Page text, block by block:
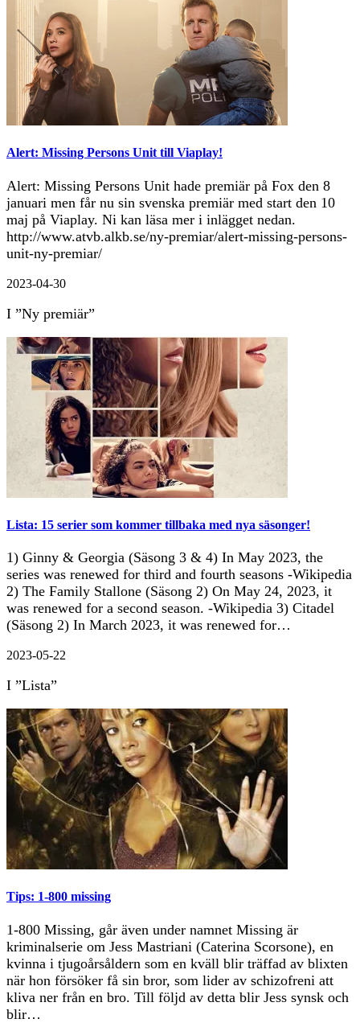
Alert: Missing Persons Unit till Viaplay!
Alert: Missing Persons Unit hade premiär på Fox den 8
januari men får nu sin svenska premiär med start den 10
maj på Viaplay. Ni kan läsa mer i inlägget nedan.
http://www.atvb.alkb.se/ny-premiar/alert-missing-persons-
unit-ny-premiar/
2023-04-30
I ”Ny premiär”
Lista: 15 serier som kommer tillbaka med nya säsonger!
1) Ginny & Georgia (Säsong 3 & 4) In May 2023, the
series was renewed for third and fourth seasons -Wikipedia
2) The Family Stallone (Säsong 2) On May 24, 2023, it
was renewed for a second season. -Wikipedia 3) Citadel
(Säsong 2) In March 2023, it was renewed for…
2023-05-22
I ”Lista”
Tips: 1-800 missing
1-800 Missing, går även under namnet Missing är
kriminalserie om Jess Mastriani (Caterina Scorsone), en
kvinna i tjugoårsåldern som en kväll blir träffad av blixten
när hon försöker få sin bror, som lider av schizofreni att
kliva ner från en bro. Till följd av detta blir Jess synsk och
blir…